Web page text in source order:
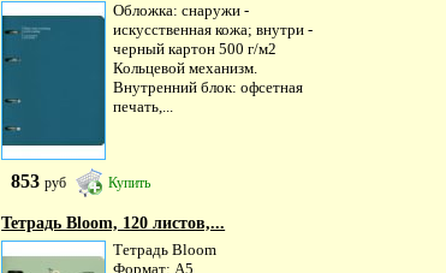
Обложка: снаружи -
искусственная кожа; внутри -
черный картон 500 г/м2
Кольцевой механизм.
Внутренний блок: офсетная
печать,...
853руб Купить
Тетрадь Bloom, 120 листов,...
Тетрадь Bloom
Формат: А5